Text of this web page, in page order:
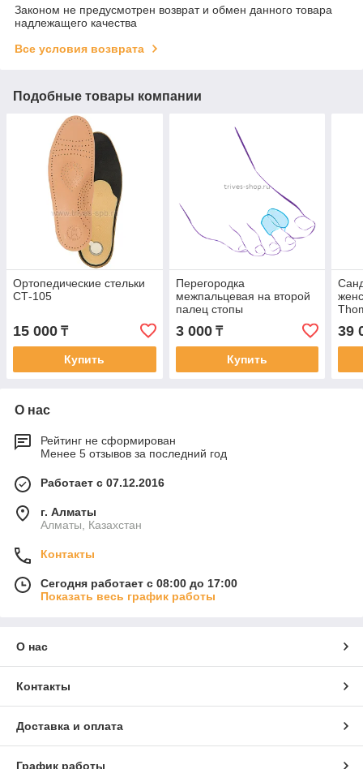
Законом не предусмотрен возврат и обмен данного товара
надлежащего качества
Все условия возврата
Подобные товары компании
Ортопедические стельки
СТ-105
15 000 ₸
Купить
Перегородка
межпальцевая на второй
палец стопы
увеличенного размера
СТ-54.3
3 000₸
Купить
39
О нас
Рейтинг не сформирован
Менее 5 отзывов за последний год
Работает с 07.12.2016
г. Алматы
Алматы, Казахстан
Контакты
Сегодня работает с 08:00 до 17:00
Показать весь график работы
О нас
Контакты
Доставка и оплата
График работы